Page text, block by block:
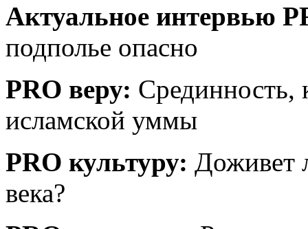
Актуальное интервью
подполье опасно
PRO веру: Срединность,
исламской уммы
PRO культуру: Доживет
века?